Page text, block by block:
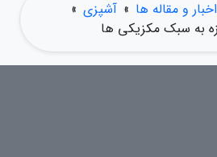
و مقاله ها » آشپزی »
به سبک مکزیکی ها